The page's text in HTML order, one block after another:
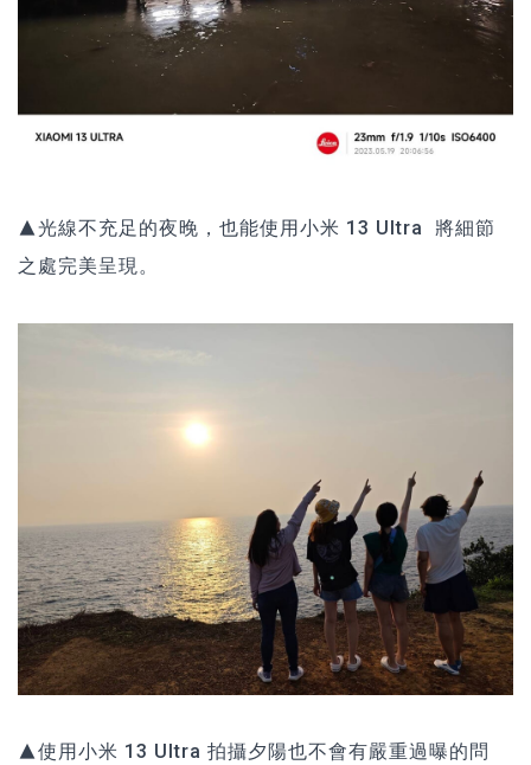
▲光線不充足的夜晚，也能使用小米 13 Ultra 將細節
之處完美呈現。
▲使用小米 13 Ultra 拍攝夕陽也不會有嚴重過曝的問